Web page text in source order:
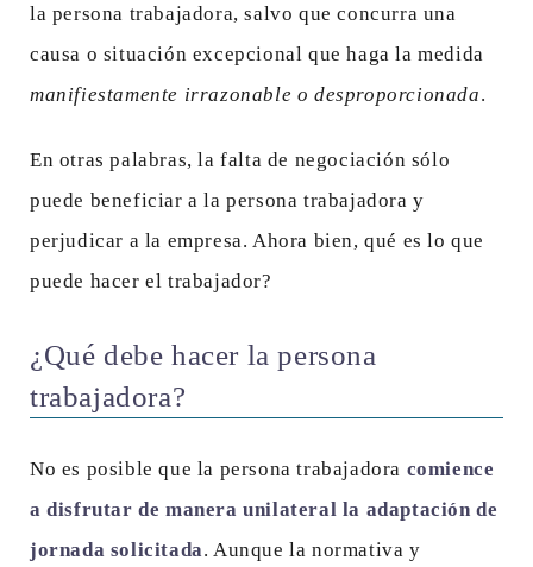
la persona trabajadora, salvo que concurra una
causa o situación excepcional que haga la medida
manifiestamente irrazonable o desproporcionada.
En otras palabras, la falta de negociación sólo
puede beneficiar a la persona trabajadora y
perjudicar a la empresa. Ahora bien, qué es lo que
puede hacer el trabajador?
¿Qué debe hacer la persona
trabajadora?
No es posible que la persona trabajadora comience
a disfrutar de manera unilateral la adaptación de
jornada solicitada. Aunque la normativa y